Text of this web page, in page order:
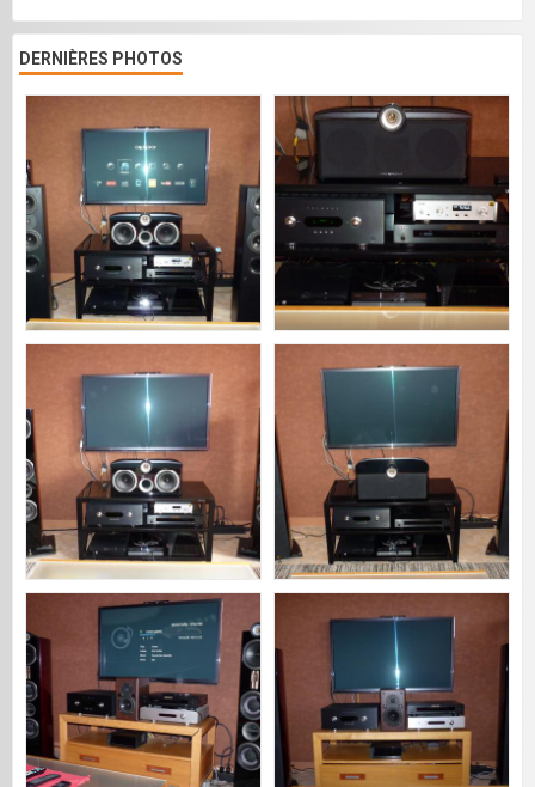
DERNIÈRES PHOTOS